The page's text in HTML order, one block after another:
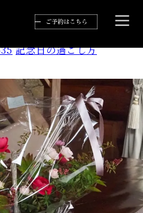
9340-CCFCE949F8FE
記念日の過ごし方